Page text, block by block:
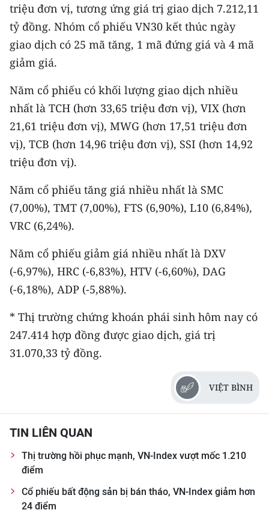
triệu đơn vị, tương ứng giá trị giao dịch 7.212,11
tỷ đồng. Nhóm cổ phiếu VN30 kết thúc ngày
giao dịch có 25 mã tăng, 1 mã đứng giá và 4 mã
giảm giá.
Năm cổ phiếu có khối lượng giao dịch nhiều
nhất là TCH (hơn 33,65 triệu đơn vị), VIX (hơn
21,61 triệu đơn vị), MWG (hơn 17,51 triệu đơn
vị), TCB (hơn 14,96 triệu đơn vị), SSI (hơn 14,92
triệu đơn vị).
Năm cổ phiếu tăng giá nhiều nhất là SMC
(7,00%), TMT (7,00%), FTS (6,90%), L10 (6,84%),
VRC (6,24%).
Năm cổ phiếu giảm giá nhiều nhất là DXV
(-6,97%), HRC (-6,83%), HTV (-6,60%), DAG
(-6,18%), ADP (-5,88%).
* Thị trường chứng khoán phái sinh hôm nay có
247.414 hợp đồng được giao dịch, giá trị
31.070,33 tỷ đồng.
VIỆT BÌNH
TIN LIÊN QUAN
Thị trường hồi phục mạnh, VN-Index vượt mốc 1.210
điểm
Cổ phiếu bất động sản bị bán tháo, VN-Index giảm hơn
24 điểm